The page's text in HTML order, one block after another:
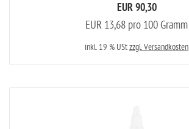
EUR 90,30
EUR 13,68 pro 100 Gramm
inkl. 19 % UStzzgl. Versandkosten